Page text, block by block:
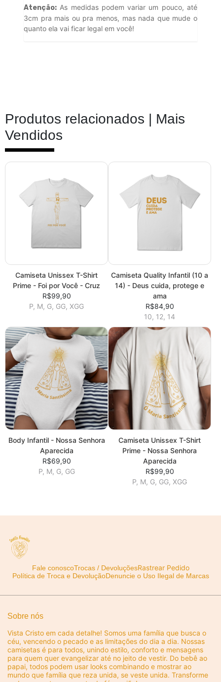
Atenção: As medidas podem variar um pouco, até
3cm pra mais ou pra menos, mas nada que mude o
quanto ela vai ficar legal em você!
Produtos relacionados | Mais
Vendidos
Camiseta Unissex T-Shirt
Prime - Foi por Você - Cruz
R$99,90
P, M, G, GG, XGG
Camiseta Quality Infantil (10 a
14) - Deus cuida, protege e
ama
R$84,90
10, 12, 14
Body Infantil - Nossa Senhora
Aparecida
R$69,90
P, M, G, GG
Camiseta Unissex T-Shirt
Prime - Nossa Senhora
Aparecida
R$99,90
P, M, G, GG, XGG
Fale conoscoTrocas / DevoluçõesRastrear Pedido
Política de Troca e DevoluçãoDenuncie o Uso Ilegal de Marcas
Sobre nós
Vista Cristo em cada detalhe! Somos uma família que busca o
céu, vencendo o pecado e as limitações do dia a dia. Nossas
camisetas é para todos, unindo estilo, conforto e mensagens
para quem quer evangelizar até no jeito de vestir. Do bebê ao
papai, todos podem usar looks combinando e mostrar ao
mundo que família que reza unida, se veste unida. Transforme